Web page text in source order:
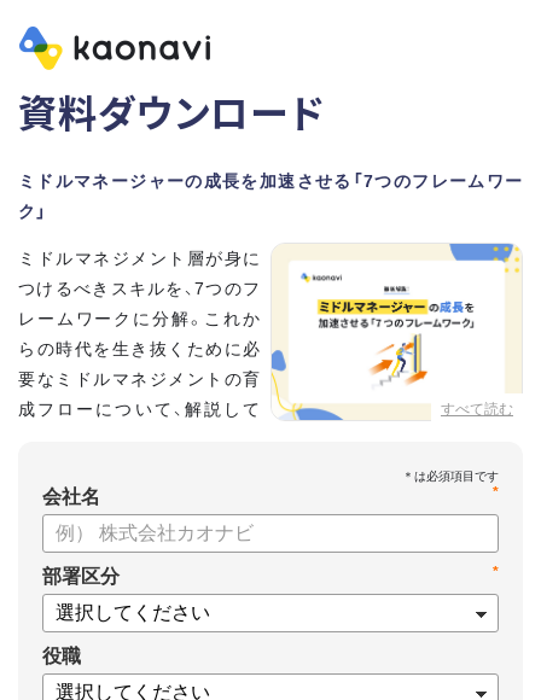
資料ダウンロード
ミドルマネージャーの成長を加速させる「7つのフレームワー
ク」
すべて読む
ミドルマネジメント層が身に
つけるべきスキルを、7つのフ
レームワークに分解。これか
らの時代を生き抜くために必
要なミドルマネジメントの育
成フローについて、解説して
【資料の内容】
・そもそも「マネジメント」とは？
・身につけるべき7つのフレームワーク
・ミドルマネジメント推進上の人事課題
*
会社名
*
部署区分
役職